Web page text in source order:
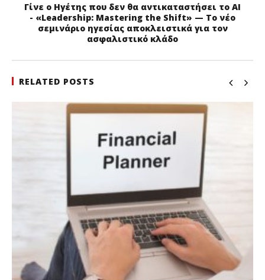
Γίνε ο Ηγέτης που δεν θα αντικαταστήσει το ΑΙ
- «Leadership: Mastering the Shift» — Το νέο
σεμινάριο ηγεσίας αποκλειστικά για τον
ασφαλιστικό κλάδο
RELATED POSTS